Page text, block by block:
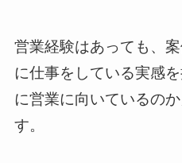
営業経験はあっても、
に仕事をしている実感
に営業に向いているの
す。